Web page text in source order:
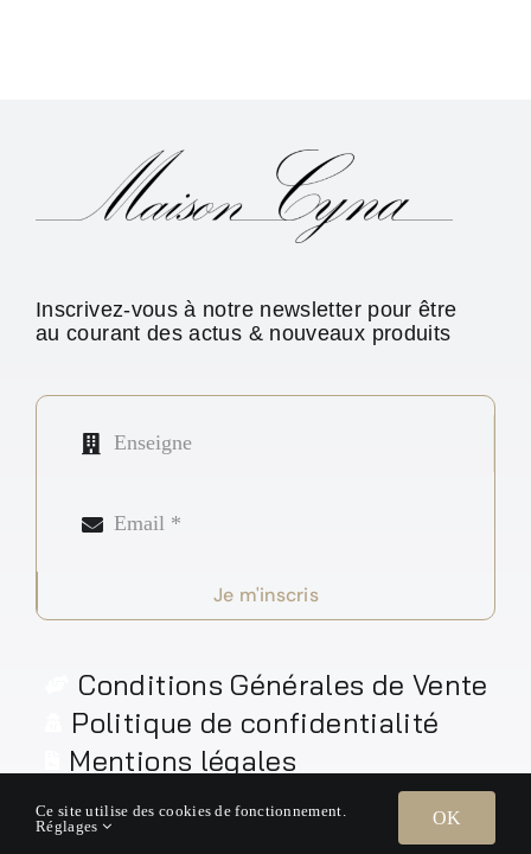
Inscrivez-vous à notre newsletter pour être
au courant des actus & nouveaux produits
Je m'inscris
Conditions Générales de Vente
Politique de confidentialité
Mentions légales
Ce site utilise des cookies de fonctionnement.
Réglages
OK